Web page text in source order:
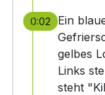
0:02
Ein
gelbes
Links
steht